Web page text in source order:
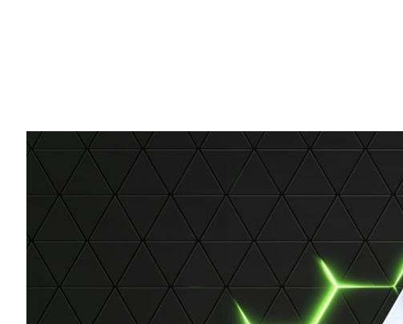
有了 GeForce 雲端，就連 Mac 使用者也能當 PC
機。
本週還有八款遊戲將加入 GeForce NOW 遊戲庫
GeForce NOW
展開串流遊戲的旅程。